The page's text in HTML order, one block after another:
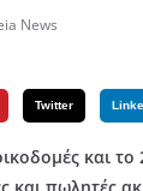
News
Twitter
και το